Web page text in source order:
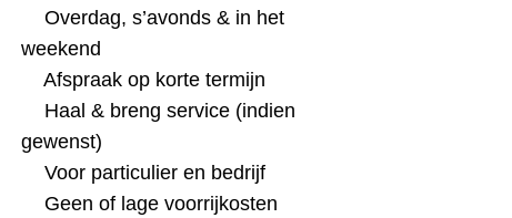
Overdag, s’avonds & in het
weekend
Afspraak op korte termijn
Haal & breng service (indien
gewenst)
Voor particulier en bedrijf
Geen of lage voorrijkosten